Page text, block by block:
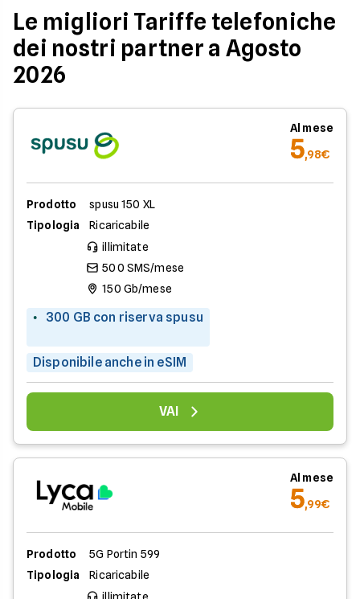
Le migliori Tariffe telefoniche
dei nostri partner a Agosto
2026
Al mese
5,98€
Prodotto
spusu 150 XL
Tipologia
Ricaricabile
illimitate
500 SMS/mese
150 Gb/mese
300 GB con riserva spusu
Disponibile anche in eSIM
VAI
Al mese
5,99€
Prodotto
5G Portin 599
Tipologia
Ricaricabile
illimitate